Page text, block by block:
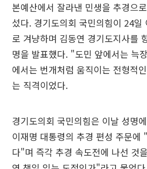
본예산에서 잘라낸 민생을 추경으
섰다. 경기도의회 국민의힘이 24일
로 겨냥하며 김동연 경기도지사를
명을 발표했다. "도민 앞에서는 늑
에서는 번개처럼 움직이는 전형적
는 직격이었다.
경기도의회 국민의힘은 이날 성명
이재명 대통령의 추경 편성 주문에
다"며 즉각 추경 속도전에 나선 것